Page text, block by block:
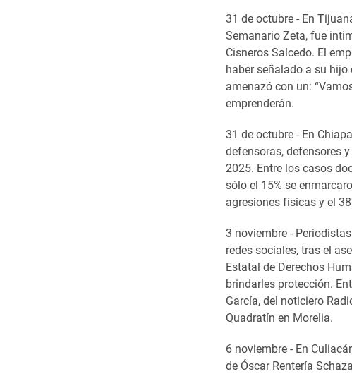
31 de octubre - En
Semanario Zeta, fue
Cisneros Salcedo. El
haber señalado a su
amenazó con un:
emprenderán.
31 de octubre - En
defensoras, defensores
2025. Entre los casos
sólo el 15% se
agresiones físicas y el
3 noviembre -
redes sociales, tras el
Estatal de Derechos
brindarles protección.
García, del noticiero
Quadratín en Morelia.
6 noviembre - En
de Óscar Rentería